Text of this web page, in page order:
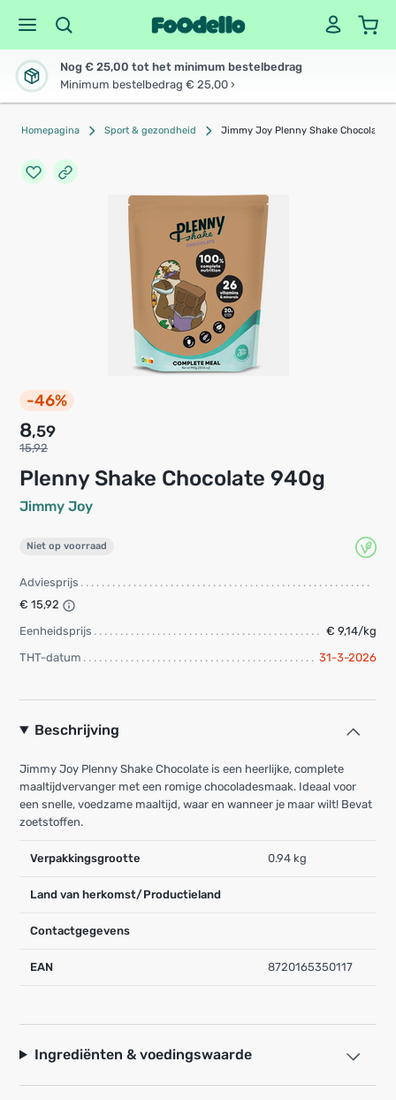
Nog € 25,00 tot het minimum bestelbedrag
Minimum bestelbedrag € 25,00 ›
Homepagina Sport & gezondheid Jimmy Joy Plenny Shake Chocolate
-46%
Plenny Shake Chocolate 940g
Jimmy Joy
8,59
15,92
Niet op voorraad
Adviesprijs
€ 15,92
Eenheidsprijs
€ 9,14/kg
THT-datum
31-3-2026
Beschrijving
Jimmy Joy Plenny Shake Chocolate is een heerlijke, complete
maaltijdvervanger met een romige chocoladesmaak. Ideaal voor
een snelle, voedzame maaltijd, waar en wanneer je maar wilt! Bevat
zoetstoffen.
Verpakkingsgrootte 0.94 kg
Land van herkomst/Productieland
Contactgegevens
EAN 8720165350117
Ingrediënten & voedingswaarde